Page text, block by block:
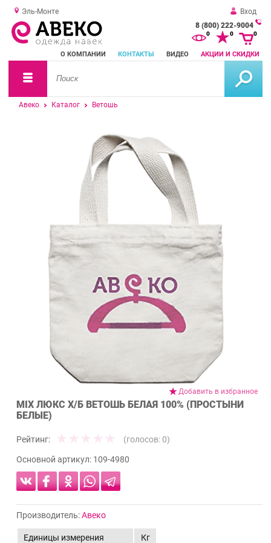
Эль-Монте
Вход
8 (800) 222-9004
О КОМПАНИИ КОНТАКТЫ ВИДЕО АКЦИИ И СКИДКИ
0 0 0
Авеко Каталог Ветошь
Добавить в избранное
MIX ЛЮКС Х/Б ВЕТОШЬ БЕЛАЯ 100% (ПРОСТЫНИ
БЕЛЫЕ)
Рейтинг: (голосов: 0)
Основной артикул: 109-4980
Производитель:Авеко
Единицы измерения Кг